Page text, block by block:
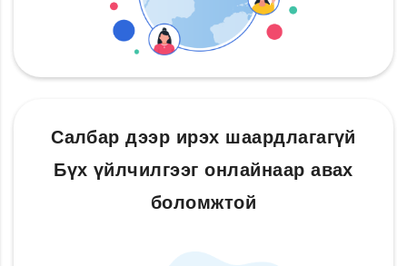
Салбар дээр ирэх шаардлагагүй
Бүх үйлчилгээг онлайнаар авах
боломжтой